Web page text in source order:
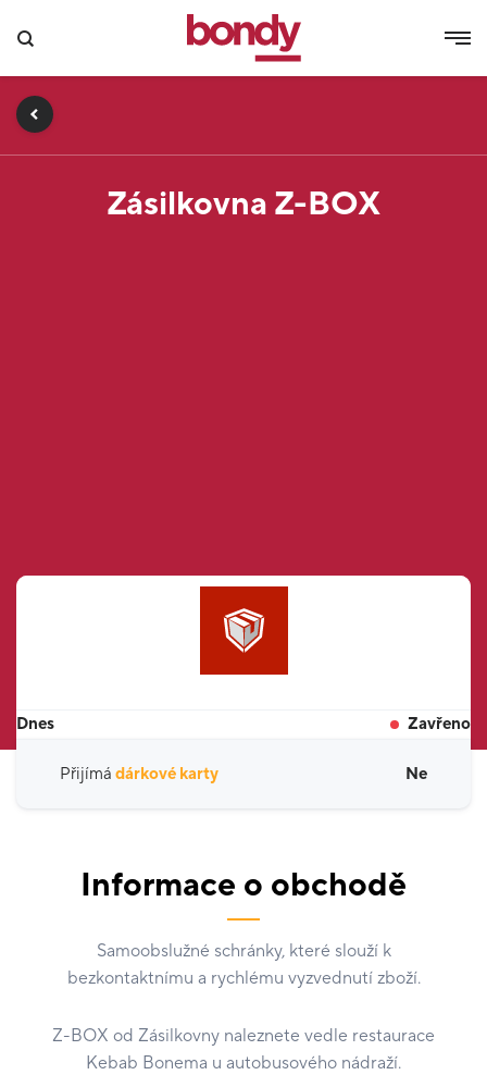
Zásilkovna Z-BOX
Dnes Zavřeno
Přijímá dárkové karty Ne
Informace o obchodě
Samoobslužné schránky, které slouží k
bezkontaktnímu a rychlému vyzvednutí zboží.
Z-BOX od Zásilkovny naleznete vedle restaurace
Kebab Bonema u autobusového nádraží.